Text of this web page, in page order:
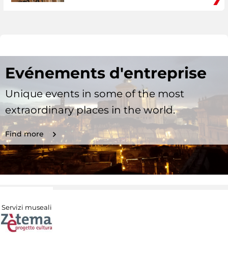
Evénements d'entreprise
Unique events in some of the most
extraordinary places in the world.
Find more
Servizi museali